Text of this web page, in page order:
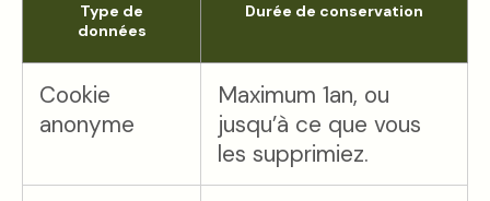
Type de
données
Durée de conservation
Cookie
anonyme
Maximum 1an, ou
jusqu’à ce que vous
les supprimiez.